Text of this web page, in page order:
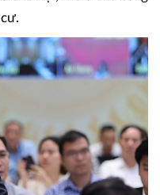
phủ phê duyệt Đề án
hộ nhà ở xã hội cho
khu công nghiệp giai
tín dụng 120.000 tỷ
ở xã hội, nhà ở cho công
cư.